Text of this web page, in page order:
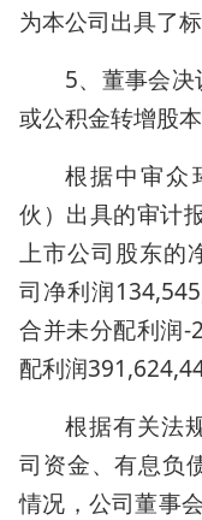
为本公司出具了
5、董事会
或公积金转增股
根据中审众
伙）出具的审计
上市公司股东的
司净利润
合并未分配利润-
配利润
根据有关法
司资金、有息负
情况，公司董事